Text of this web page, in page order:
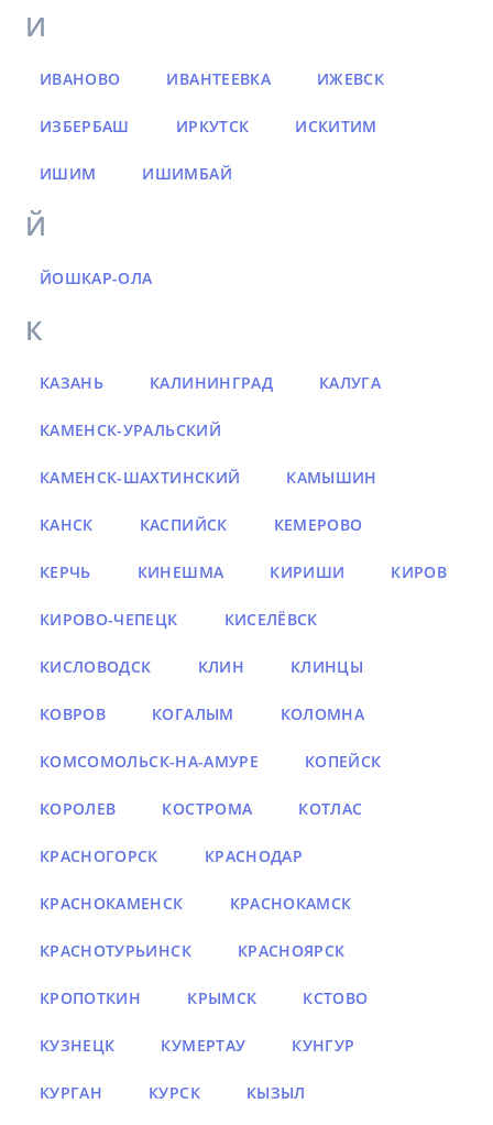
И
ИВАНОВО ИВАНТЕЕВКА ИЖЕВСК
ИЗБЕРБАШ ИРКУТСК ИСКИТИМ
ИШИМ ИШИМБАЙ
Й
ЙОШКАР-ОЛА
К
КАЗАНЬ КАЛИНИНГРАД КАЛУГА
КАМЕНСК-УРАЛЬСКИЙ
КАМЕНСК-ШАХТИНСКИЙ КАМЫШИН
КАНСК КАСПИЙСК КЕМЕРОВО
КЕРЧЬ КИНЕШМА КИРИШИ КИРОВ
КИРОВО-ЧЕПЕЦК КИСЕЛЁВСК
КИСЛОВОДСК КЛИН КЛИНЦЫ
КОВРОВ КОГАЛЫМ КОЛОМНА
КОМСОМОЛЬСК-НА-АМУРЕ КОПЕЙСК
КОРОЛЕВ КОСТРОМА КОТЛАС
КРАСНОГОРСК КРАСНОДАР
КРАСНОКАМЕНСК КРАСНОКАМСК
КРАСНОТУРЬИНСК КРАСНОЯРСК
КРОПОТКИН КРЫМСК КСТОВО
КУЗНЕЦК КУМЕРТАУ КУНГУР
КУРГАН КУРСК КЫЗЫЛ